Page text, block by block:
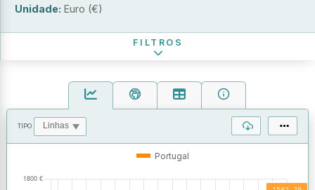
TIPO
Portugal
Unidade: Euro (€)
FILTROS